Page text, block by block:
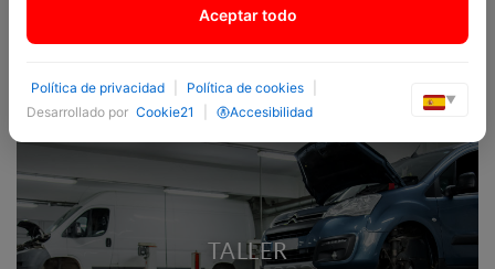
TALLER
Aceptar todo
Política de privacidad Política de cookies
Desarrollado por Cookie21 Accesibilidad
▼